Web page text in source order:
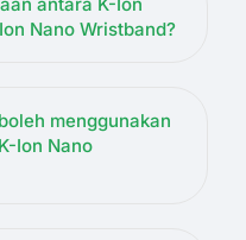
Nano Wristband?
menggunakan
Ion Nano